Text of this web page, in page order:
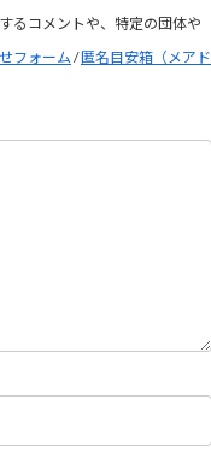
るコメントや、特定の団体や
フォーム /匿名目安箱（メアド